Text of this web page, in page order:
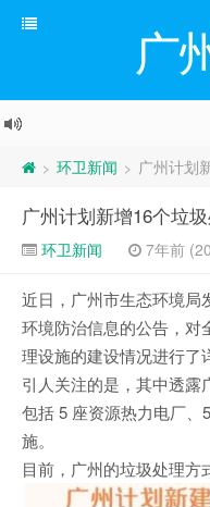
广
> 环卫新闻 > 广州计划
广州计划新增16个垃
环卫新闻 7年前
近日，广州市生态环境局
环境防治信息的公告，对
理设施的建设情况进行了
引人关注的是，其中透露
包括 5 座资源热力电厂
施。
目前，广州的垃圾处理方